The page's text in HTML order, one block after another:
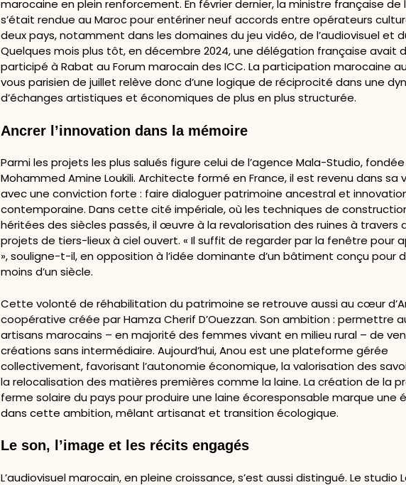
marocaine en plein renforcement. En février dernier, la ministre française de
s’était rendue au Maroc pour entériner neuf accords entre opérateurs
deux pays, notamment dans les domaines du jeu vidéo, de l’audiovisuel et
Quelques mois plus tôt, en décembre 2024, une délégation française avait
participé à Rabat au Forum marocain des ICC. La participation marocaine
vous parisien de juillet relève donc d’une logique de réciprocité dans une
d’échanges artistiques et économiques de plus en plus structurée.
Ancrer l’innovation dans la mémoire
Parmi les projets les plus salués figure celui de l’agence Mala-Studio,
Mohammed Amine Loukili. Architecte formé en France, il est revenu dans sa
avec une conviction forte : faire dialoguer patrimoine ancestral et
contemporaine. Dans cette cité impériale, où les techniques de
héritées des siècles passés, il œuvre à la revalorisation des ruines à travers
projets de tiers-lieux à ciel ouvert. « Il suffit de regarder par la fenêtre pour
», souligne-t-il, en opposition à l’idée dominante d’un bâtiment conçu pour
moins d’un siècle.
Cette volonté de réhabilitation du patrimoine se retrouve aussi au cœur
coopérative créée par Hamza Cherif D’Ouezzan. Son ambition : permettre
artisans marocains – en majorité des femmes vivant en milieu rural – de
créations sans intermédiaire. Aujourd’hui, Anou est une plateforme gérée
collectivement, favorisant l’autonomie économique, la valorisation des
la relocalisation des matières premières comme la laine. La création de la
ferme solaire du pays pour produire une laine écoresponsable marque une
dans cette ambition, mêlant artisanat et transition écologique.
Le son, l’image et les récits engagés
L’audiovisuel marocain, en pleine croissance, s’est aussi distingué. Le studio